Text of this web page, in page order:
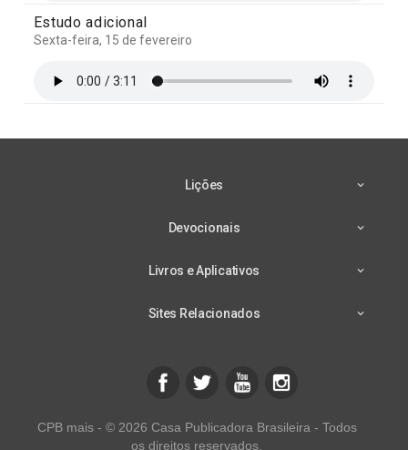
Estudo adicional
Sexta-feira, 15 de fevereiro
Lições
Devocionais
Livros e Aplicativos
Sites Relacionados
CPB mais - © 2026 Casa Publicadora Brasileira - Todos
os direitos reservados.